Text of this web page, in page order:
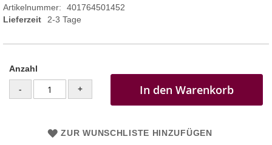
Artikelnummer
401764501452
Lieferzeit
2-3 Tage
Anzahl
- + In den Warenkorb
ZUR WUNSCHLISTE HINZUFÜGEN